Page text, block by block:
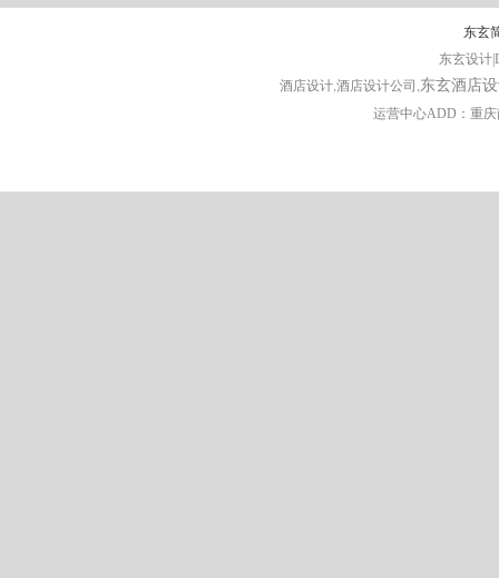
东玄
东玄设计
酒店设计,酒店设计公司,东玄酒店
运营中心ADD：重